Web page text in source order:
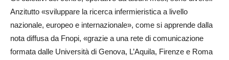
Anzitutto «sviluppare la ricerca infermieristica a livello
nazionale, europeo e internazionale», come si apprende dalla
nota diffusa da Fnopi, «grazie a una rete di comunicazione
formata dalle Università di Genova, L’Aquila, Firenze e Roma